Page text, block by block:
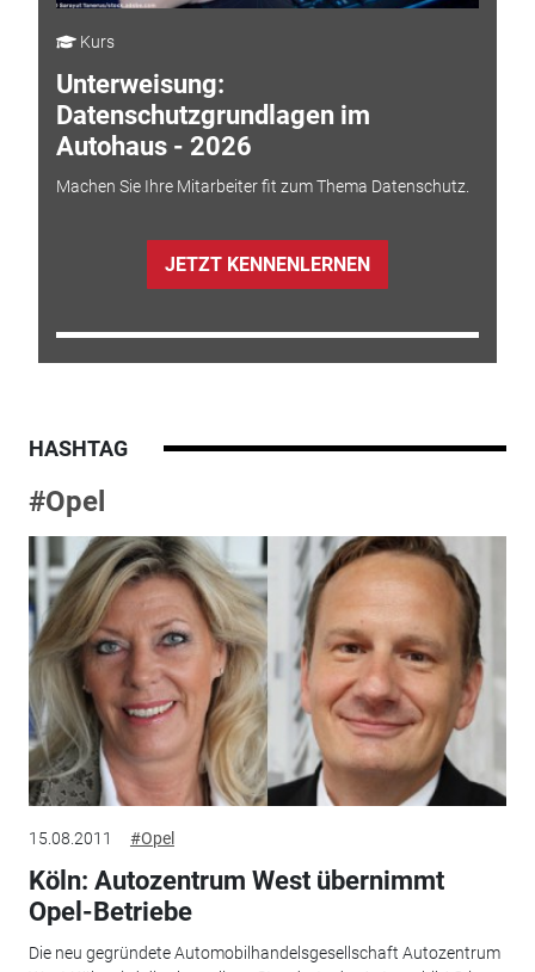
Kurs
Unterweisung:
Datenschutzgrundlagen im
Autohaus - 2026
Machen Sie Ihre Mitarbeiter fit zum Thema Datenschutz.
JETZT KENNENLERNEN
HASHTAG
#Opel
15.08.2011 #Opel
Köln: Autozentrum West übernimmt
Opel-Betriebe
Die neu gegründete Automobilhandelsgesellschaft Autozentrum